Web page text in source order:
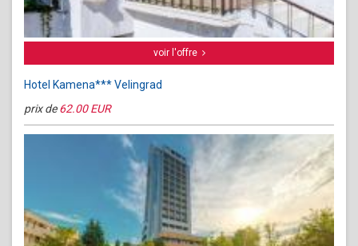
voir l'offre
Hotel Kamena*** Velingrad
prix de62.00 EUR